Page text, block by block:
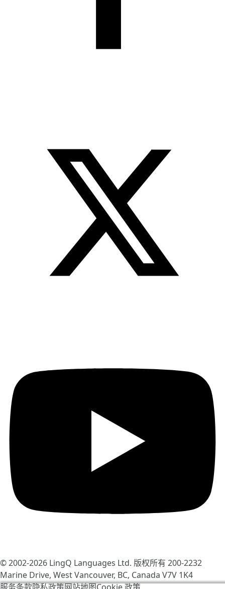
© 2002-2026 LingQ Languages Ltd. 版权所有 200-2232
Marine Drive, West Vancouver, BC, Canada V7V 1K4